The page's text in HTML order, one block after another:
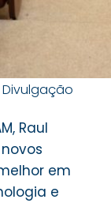
Divulgação
Raul
em
e